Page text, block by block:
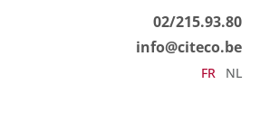
02/215.93.80
info@citeco.be
FR NL